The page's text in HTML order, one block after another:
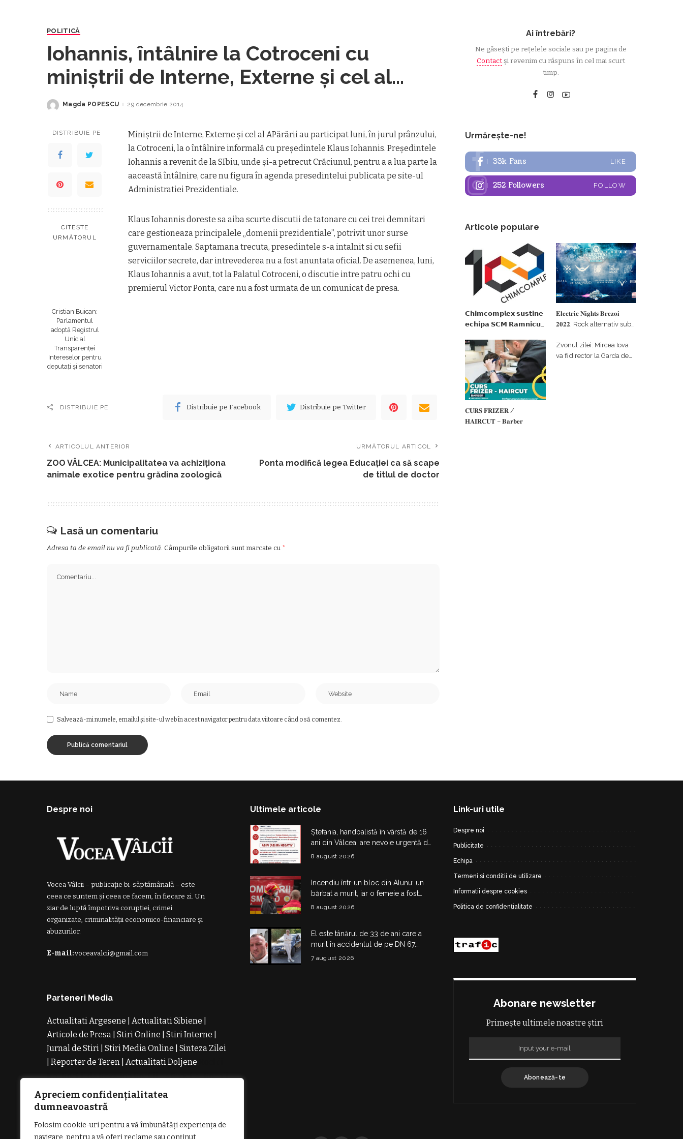
Apreciem confidențialitatea
dumneavoastră
Folosim cookie-uri pentru a vă îmbunătăți experiența de
navigare, pentru a vă oferi reclame sau conținut
POLITICĂ
Iohannis, întâlnire la Cotroceni cu
miniștrii de Interne, Externe și cel al
Apărării
Posted
Magda POPESCU 29 decembrie 2014
DISTRIBUIE PE
CITEȘTE
URMĂTORUL
Cristian Buican:
Parlamentul
adoptă Registrul
Unic al
Transparenței
Intereselor pentru
deputați și senatori
Miniștrii de Interne, Externe și cel al APărării au participat luni, în jurul prânzului,
la Cotroceni, la o întâlnire informală cu președintele Klaus Iohannis. Președintele
Iohannis a revenit de la SIbiu, unde și-a petrecut Crăciunul, pentru a a lua parte la
aaceastă întâlnire, care nu figura în agenda presedintelui publicata pe site-ul
Administratiei Prezidentiale.
Klaus Iohannis doreste sa aiba scurte discutii de tatonare cu cei trei demnitari
care gestioneaza principalele „domenii prezidentiale”, potrivit unor surse
guvernamentale. Saptamana trecuta, presedintele s-a intalnit si cu sefii
serviciilor secrete, dar intrevederea nu a fost anuntata oficial. De asemenea, luni,
Klaus Iohannis a avut, tot la Palatul Cotroceni, o discutie intre patru ochi cu
premierul Victor Ponta, care nu a fost urmata de un comunicat de presa.
DISTRIBUIE PE Distribuie pe Facebook Distribuie pe Twitter
ARTICOLUL ANTERIOR
ZOO VÂLCEA: Municipalitatea va achiziționa
animale exotice pentru grădina zoologică
URMĂTORUL ARTICOL
Ponta modifică legea Educației ca să scape
de titlul de doctor
Lasă un comentariu
Adresa ta de email nu va fi publicată. Câmpurile obligatorii sunt marcate cu *
Salvează-mi numele, emailul și site-ul web în acest navigator pentru data viitoare când o să comentez.
Ai întrebări?
Ne găsești pe rețelele sociale sau pe pagina de
Contactși revenim cu răspuns în cel mai scurt
timp.
Urmărește-ne!
33k Fans LIKE
252 Followers FOLLOW
Articole populare
𝗖𝗵𝗶𝗺𝗰𝗼𝗺𝗽𝗹𝗲𝘅 𝘀𝘂𝘀𝘁𝗶𝗻𝗲
𝗲𝗰𝗵𝗶𝗽𝗮 𝗦𝗖𝗠 𝗥𝗮𝗺𝗻𝗶𝗰𝘂
𝗽𝗮𝗿𝘁𝗲𝗻𝗲𝗿 𝗳𝗶𝗻𝗮𝗻𝘁𝗮𝘁𝗼𝗿
𝐄𝐥𝐞𝐜𝐭𝐫𝐢𝐜 𝐍𝐢𝐠𝐡𝐭𝐬 𝐁𝐫𝐞𝐳𝐨𝐢
𝟐𝟎𝟐𝟐. Rock alternativ sub
#𝐁𝐫𝐞𝐳𝐨𝐢𝐮𝐥𝐋𝐮𝐦𝐢𝐢
𝐂𝐔𝐑𝐒 𝐅𝐑𝐈𝐙𝐄𝐑 /
𝐇𝐀𝐈𝐑𝐂𝐔𝐓 – 𝐁𝐚𝐫𝐛𝐞𝐫
Zvonul zilei: Mircea Iova
va fi director la Garda de
Despre noi
Vocea Vâlcii – publicație bi-săptămânală – este
ceea ce suntem și ceea ce facem, în fiecare zi. Un
ziar de luptă împotriva corupției, crimei
organizate, criminalității economico-financiare și
abuzurilor.
E-mail:voceavalcii@gmail.com
Parteneri Media
Actualitati Argesene Actualitati Sibiene
Articole de Presa
Stiri Online Stiri Interne
Jurnal de Stiri
Stiri Media Online
Sinteza Zilei
Reporter de Teren Actualitati Doljene
NoiRochii de RevelionRochii de BanchetRochii
de Cununie
Magazin de Rochii
Comanda Rochii de Seara
Ultimele articole
Ștefania, handbalistă în vârstă de 16
ani din Vâlcea, are nevoie urgentă de
sânge. Apel pentru donatori cu
8 august 2026
Incendiu într-un bloc din Alunu: un
bărbat a murit, iar o femeie a fost
salvată din apartamentul cuprins de
8 august 2026
El este tânărul de 33 de ani care a
murit în accidentul de pe DN 67.
Dragoș Mihail lasă în urmă o fetiță
7 august 2026
Link-uri utile
Despre noi
Publicitate
Echipa
Termeni si conditii de utilizare
Informatii despre cookies
Politica de confidențialitate
Abonare newsletter
Primește ultimele noastre știri
Abonează-te